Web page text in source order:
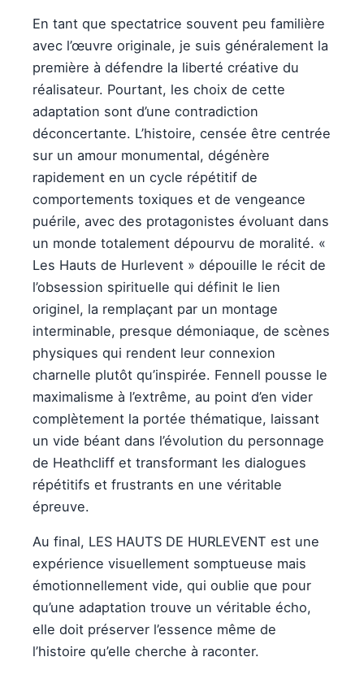
En tant que spectatrice souvent peu familière
avec l’œuvre originale, je suis généralement la
première à défendre la liberté créative du
réalisateur. Pourtant, les choix de cette
adaptation sont d’une contradiction
déconcertante. L’histoire, censée être centrée
sur un amour monumental, dégénère
rapidement en un cycle répétitif de
comportements toxiques et de vengeance
puérile, avec des protagonistes évoluant dans
un monde totalement dépourvu de moralité. «
Les Hauts de Hurlevent » dépouille le récit de
l’obsession spirituelle qui définit le lien
originel, la remplaçant par un montage
interminable, presque démoniaque, de scènes
physiques qui rendent leur connexion
charnelle plutôt qu’inspirée. Fennell pousse le
maximalisme à l’extrême, au point d’en vider
complètement la portée thématique, laissant
un vide béant dans l’évolution du personnage
de Heathcliff et transformant les dialogues
répétitifs et frustrants en une véritable
épreuve.
Au final, LES HAUTS DE HURLEVENT est une
expérience visuellement somptueuse mais
émotionnellement vide, qui oublie que pour
qu’une adaptation trouve un véritable écho,
elle doit préserver l’essence même de
l’histoire qu’elle cherche à raconter.